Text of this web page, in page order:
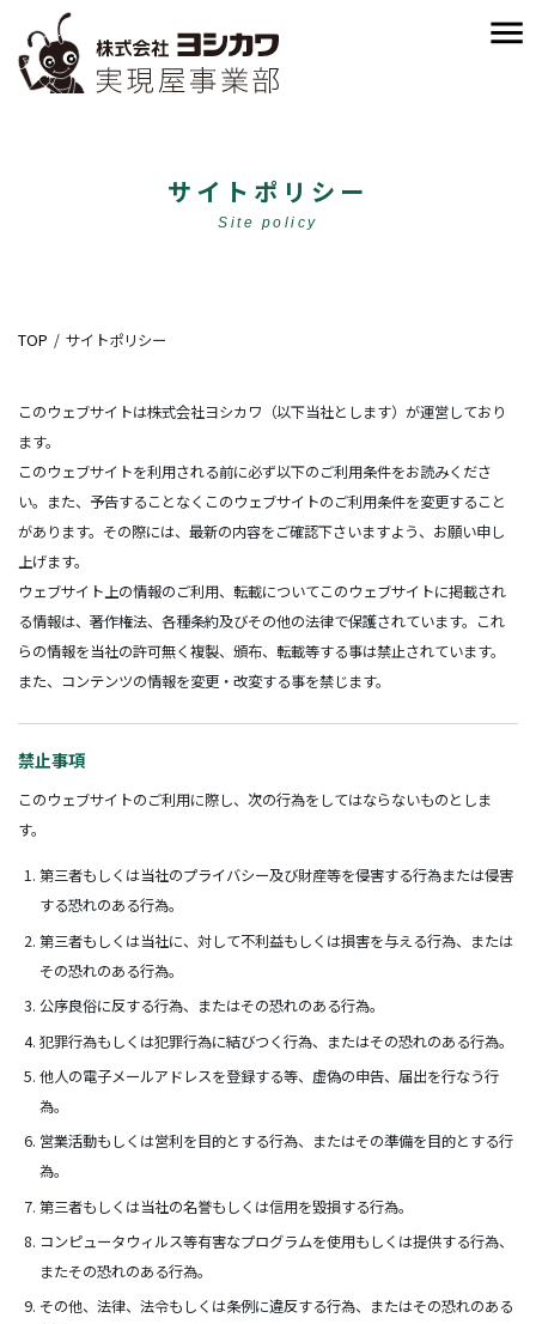
サイトポリシー
Site policy
TOP サイトポリシー
このウェブサイトは株式会社ヨシカワ（以下当社とします）が運営しており
ます。
このウェブサイトを利用される前に必ず以下のご利用条件をお読みくださ
い。また、予告することなくこのウェブサイトのご利用条件を変更すること
があります。その際には、最新の内容をご確認下さいますよう、お願い申し
上げます。
ウェブサイト上の情報のご利用、転載についてこのウェブサイトに掲載され
る情報は、著作権法、各種条約及びその他の法律で保護されています。これ
らの情報を当社の許可無く複製、頒布、転載等する事は禁止されています。
また、コンテンツの情報を変更・改変する事を禁じます。
禁止事項
このウェブサイトのご利用に際し、次の行為をしてはならないものとしま
す。
第三者もしくは当社のプライバシー及び財産等を侵害する行為または侵害
する恐れのある行為。
第三者もしくは当社に、対して不利益もしくは損害を与える行為、または
その恐れのある行為。
公序良俗に反する行為、またはその恐れのある行為。
犯罪行為もしくは犯罪行為に結びつく行為、またはその恐れのある行為。
他人の電子メールアドレスを登録する等、虚偽の申告、届出を行なう行
為。
営業活動もしくは営利を目的とする行為、またはその準備を目的とする行
為。
第三者もしくは当社の名誉もしくは信用を毀損する行為。
コンピュータウィルス等有害なプログラムを使用もしくは提供する行為、
またその恐れのある行為。
その他、法律、法令もしくは条例に違反する行為、またはその恐れのある